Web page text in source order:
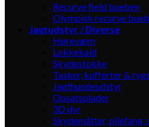
Recurve field bueben
Olympisk recurve
Jagtudstyr / Diverse
Høreværn
Lokkekald
Skydestokke
Tasker, kufferter &
Jagthundeudstyr
Opsatsplader
3D dyr
Skydemåtter, pilefang,